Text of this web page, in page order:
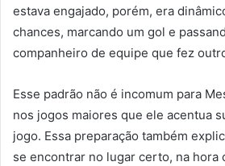
estava engajado, porém, era
chances, marcando um gol e
companheiro de equipe que fez
Esse padrão não é incomum para
nos jogos maiores que ele acentua
jogo. Essa preparação também
se encontrar no lugar certo, na hora